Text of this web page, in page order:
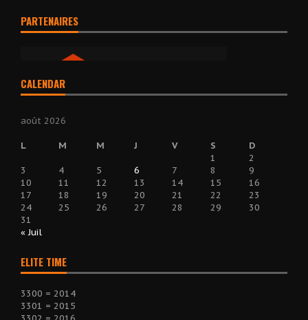
PARTENAIRES
CALENDAR
août 2026
L M M J V S
D
1
2
3
4 5 6 7 8
9
10
11 12 13 14 15
16
17
18 19 20 21 22
23
24
25 26 27 28 29
30
31
« Juil
ELITE TIME
3300 = 2014
3301 = 2015